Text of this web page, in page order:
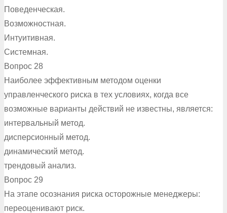
Поведенческая.
Возможностная.
Интуитивная.
Системная.
Вопрос 28
Наиболее эффективным методом оценки
управленческого риска в тех условиях, когда все
возможные варианты действий не известны, является:
интервальный метод.
дисперсионный метод.
динамический метод.
трендовый анализ.
Вопрос 29
На этапе осознания риска осторожные менеджеры:
переоценивают риск.